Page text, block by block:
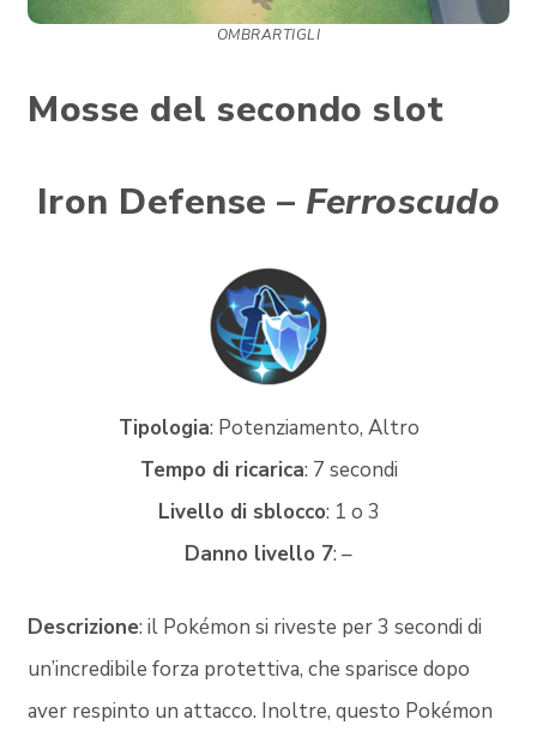
OMBRARTIGLI
Mosse del secondo slot
Iron Defense – Ferroscudo
Tipologia: Potenziamento, Altro
Tempo di ricarica: 7 secondi
Livello di sblocco: 1 o 3
Danno livello 7: –
Descrizione: il Pokémon si riveste per 3 secondi di
un’incredibile forza protettiva, che sparisce dopo
aver respinto un attacco. Inoltre, questo Pokémon